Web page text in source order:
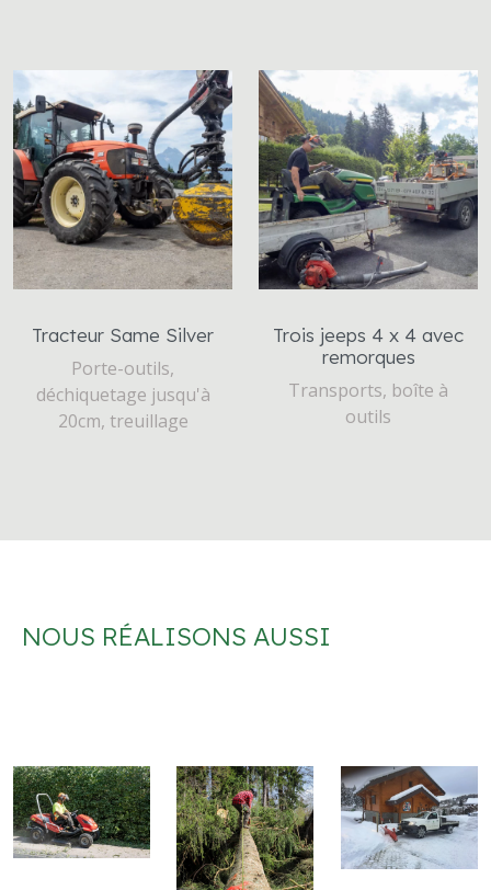
Tracteur Same Silver
Porte-outils,
déchiquetage jusqu'à
20cm, treuillage
Trois jeeps 4 x 4 avec
remorques
Transports, boîte à
outils
NOUS RÉALISONS AUSSI